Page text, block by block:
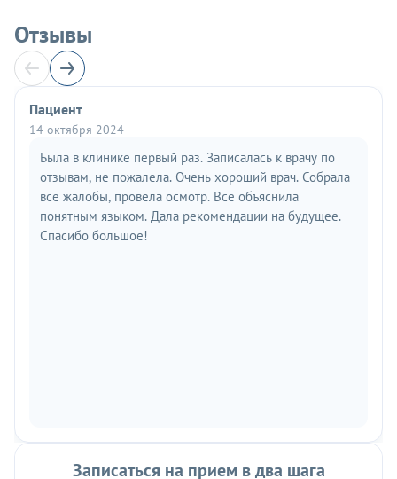
Отзывы
Пациент
14 октября 2024
Была в клинике первый раз. Записалась к врачу по
отзывам, не пожалела. Очень хороший врач. Собрала
все жалобы, провела осмотр. Все объяснила
понятным языком. Дала рекомендации на будущее.
Спасибо большое!
Записаться на прием в два шага